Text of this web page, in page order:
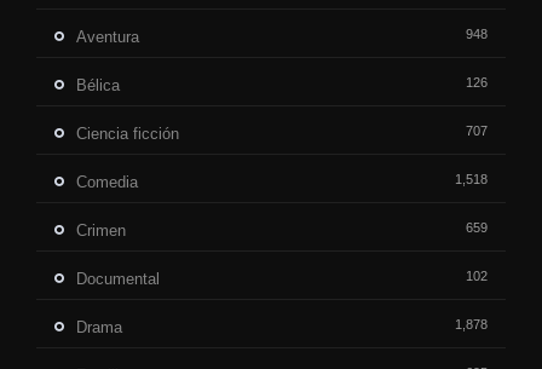
Aventura 948
Bélica 126
Ciencia ficción 707
Comedia 1,518
Crimen 659
Documental 102
Drama 1,878